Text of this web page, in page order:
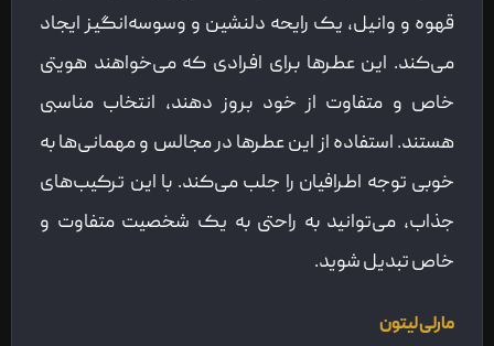
قهوه و وانیل، یک رایحه دلنشین و وسوسه‌انگیز ایجاد
می‌کند. این عطرها برای افرادی که می‌خواهند هویتی
خاص و متفاوت از خود بروز دهند، انتخاب مناسبی
هستند. استفاده از این عطرها در مجالس و مهمانی‌ها به
خوبی توجه اطرافیان را جلب می‌کند. با این ترکیب‌های
جذاب، می‌توانید به راحتی به یک شخصیت متفاوت و
خاص تبدیل شوید.
مارلی لیتون